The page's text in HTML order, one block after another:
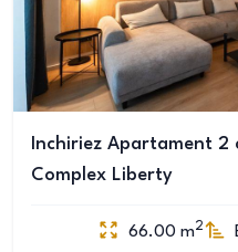
Inchiriez Apartament 2
Complex Liberty
66.00 m2